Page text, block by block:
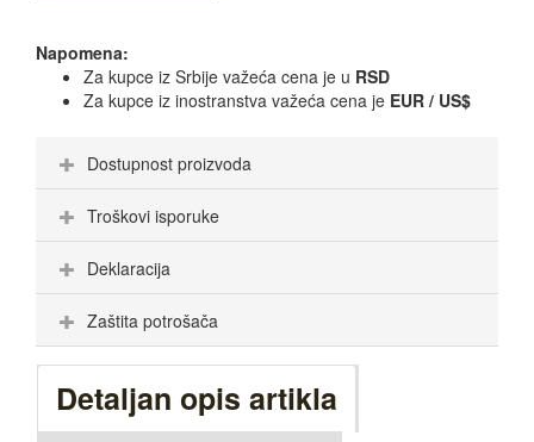
Napomena:
Za kupce iz Srbije važeća cena je u RSD
Za kupce iz inostranstva važeća cena je EUR / US$
Dostupnost proizvoda
Troškovi isporuke
Deklaracija
Zaštita potrošača
Detaljan opis artikla